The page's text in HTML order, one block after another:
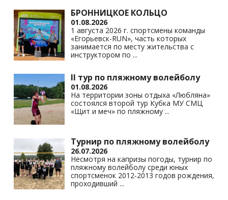
БРОННИЦКОЕ КОЛЬЦО
01.08.2026
1 августа 2026 г. спортсмены команды
«Егорьевск-RUN», часть которых
занимается по месту жительства с
инструктором по ...
II тур по пляжному волейболу
01.08.2026
На территории зоны отдыха «Любляна»
состоялся второй тур Кубка МУ СМЦ
«Щит и меч» по пляжному ...
Турнир по пляжному волейболу
26.07.2026
Несмотря на капризы погоды, турнир по
пляжному волейболу среди юных
спортсменок 2012-2013 годов рождения,
проходивший ...